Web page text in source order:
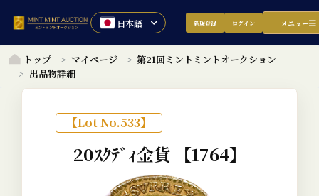
新規登録 ログイン メニュー
トップ マイページ
第21回ミントミントオークション
出品物詳細
【Lot No.533】
20ｽｸﾃﾞｨ金貨 【1764】